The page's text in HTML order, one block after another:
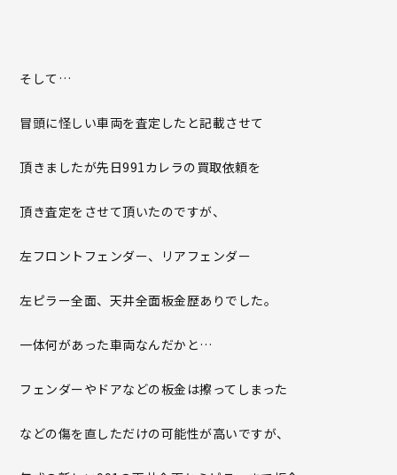
そして…
冒頭に怪しい車両を査定したと記載させて
頂きましたが先日991カレラの買取依頼を
頂き査定をさせて頂いたのですが、
左フロントフェンダー、リアフェンダー
左ピラー全面、天井全面板金歴ありでした。
一体何があった車両なんだかと…
フェンダーやドアなどの板金は擦ってしまった
などの傷を直しただけの可能性が高いですが、